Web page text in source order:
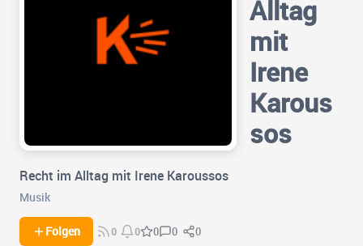
Alltag
mit
Irene
Karous
sos
Recht im Alltag mit Irene Karoussos
Musik
Folgen 0 0 0 0 0